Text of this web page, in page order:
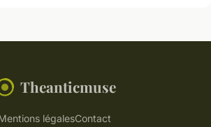
Theanticmuse
légalesContact